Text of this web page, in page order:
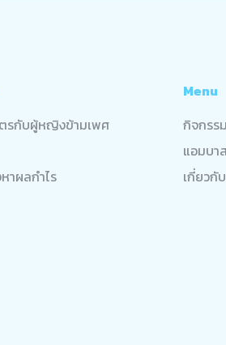
รกับผู้หญิงข้ามเพศ
าผลกำไร
Menu
กิจกรร
แอมบา
เกี่ยวกับ